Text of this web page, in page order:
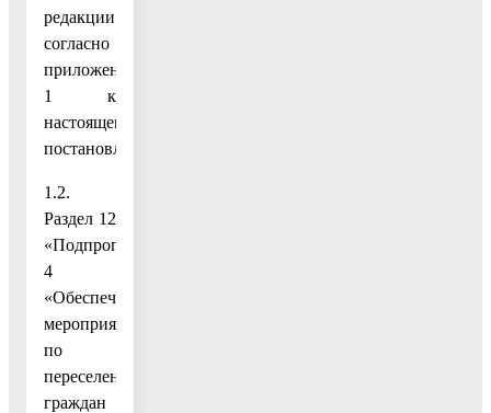
редакции
согласно
приложению
1 к
настоящему
постановлению;
1.2.
Раздел 12
«Подпрограмма
4
«Обеспечение
мероприятий
по
переселению
граждан